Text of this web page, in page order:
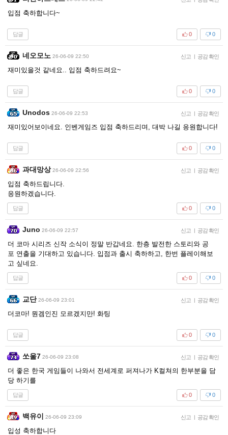
입점 축하합니다~
답글 0
0
네오모노 26-06-09 22:50 신고 | 공감 확인
재미있을것 같네요.. 입점 축하드려요~
답글 0
0
Unodos 26-06-09 22:53 신고 | 공감 확인
재미있어보이네요. 인벤게임즈 입점 축하드리며, 대박 나길 응원합니다!
답글 0
0
과대망상 26-06-09 22:56 신고 | 공감 확인
입점 축하드립니다.
응원하겠습니다.
답글 0
0
Juno 26-06-09 22:57 신고 | 공감 확인
더 코마 시리즈 신작 소식이 정말 반갑네요. 한층 발전한 스토리와 공
포 연출을 기대하고 있습니다. 입점과 출시 축하하고, 한번 플레이해보
고 싶네요.
답글 0
0
교단 26-06-09 23:01 신고 | 공감 확인
더코마! 뭔겜인진 모르겠지만! 화팅
답글 0
0
쏘울7 26-06-09 23:08 신고 | 공감 확인
더 좋은 한국 게임들이 나와서 전세계로 퍼져나가 K컬쳐의 한부분을 담
당 하기를
답글 0
0
백유이 26-06-09 23:09 신고 | 공감 확인
입성 축하합니다